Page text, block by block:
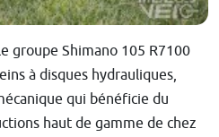
groupe Shimano 105 R7100
à disques hydrauliques,
qui bénéficie du
haut de gamme de chez